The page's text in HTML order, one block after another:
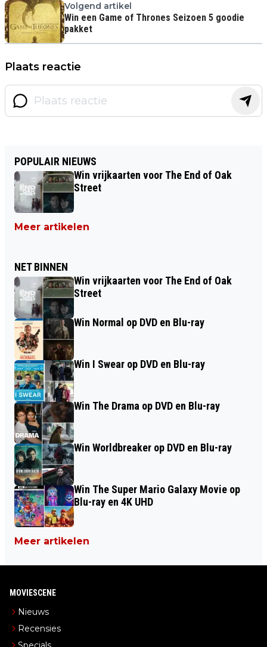
Volgend artikel
Win een Game of Thrones Seizoen 5 goodie
pakket
Plaats reactie
POPULAIR NIEUWS
Win vrijkaarten voor The End of Oak
Street
Meer artikelen
NET BINNEN
Win vrijkaarten voor The End of Oak
Street
Win Normal op DVD en Blu-ray
Win I Swear op DVD en Blu-ray
Win The Drama op DVD en Blu-ray
Win Worldbreaker op DVD en Blu-ray
Win The Super Mario Galaxy Movie op
Blu-ray en 4K UHD
Meer artikelen
MOVIESCENE
Nieuws
Recensies